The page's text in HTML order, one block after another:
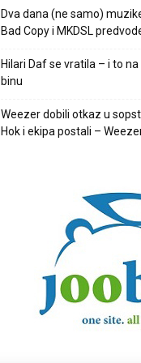
Dva dana (ne samo)
Bad Copy i MKDSL
Hilari Daf se vratila – i to
binu
Weezer dobili otkaz u
Hok i ekipa postali –